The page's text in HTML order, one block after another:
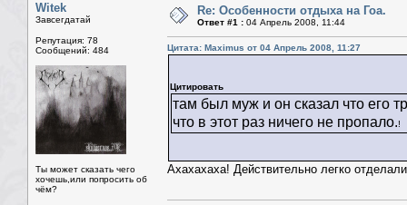
Witek
Завсегдатай
Репутация: 78
Сообщений: 484
Ты может сказать чего
хочешь,или попросить об
чём?
Re: Особенности отдыха на Гоа.
Ответ #1 : 04 Апрель 2008, 11:44
Цитата: Maximus от 04 Апрель 2008, 11:27
Цитировать
там был муж и он сказал что его
что в этот раз ничего не пропало.!
Ахахахаха! Действительно легко